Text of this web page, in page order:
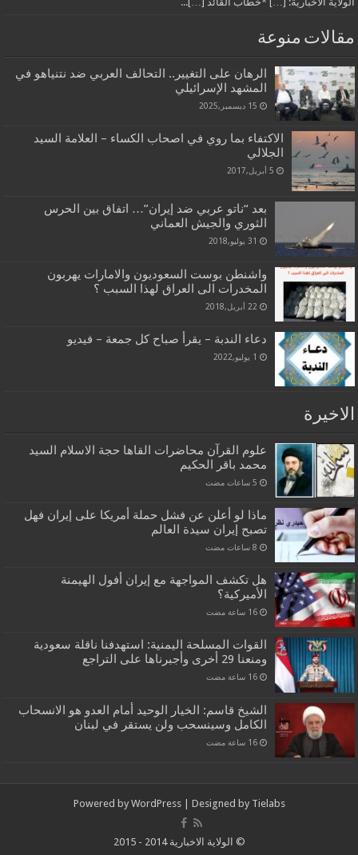
مقالات منوعة
الرهان على التغيير.. التحالف العربي ضد نتنياهو في
المشهد الإسرائيلي
15 ديسمبر,2025
الاكتفاء بما روي في اصحاب الكساء – العلامة السيد
الجلالي
5 أبريل,2017
بعد “ناتو عربي ضد إيران”… اتفاق بين الحرس
الثوري والجيش العماني
31 يوليو,2018
واشنطن بوست السعوديون والامارات يهربون
المخدرات الى العراق لهذا السبب ؟
22 أبريل,2018
دعاء الندبة – يقرأ صباح كل جمعة – فيديو
1 يوليو,2022
الاخيرة
علوم القرآن محاضرات القاها حجة الاسلام السيد
محمد باقر الحكيم
ماذا لو أعلن عن فشل حملة أمريكا على إيران فهل
تصبح إيران سيدة العالم
هل تكشف المواجهة مع إيران أفول الهيمنة
الأميركية؟
‏16 ساعة مضت
القوات المسلحة اليمنية: استهدفنا ناقلة سعودية
ومنعنا 29 أخرى وأجبرناها على التراجع
‏16 ساعة مضت
الشيخ قاسم: الخيار الوحيد أمام العدو هو الانسحاب
الكامل وسينسحب ولن يستقر في لبنان
‏16 ساعة مضت
Powered by WordPress| Designed by Tielabs
© الولاية الاخبارية 2014 - 2015